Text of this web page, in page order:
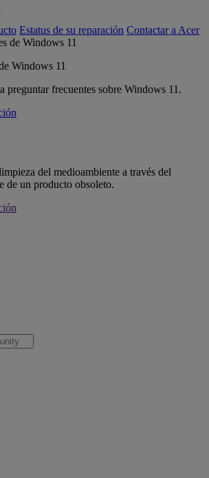
Estatus de su reparación Contactar a Acer
Windows 11
preguntar frecuentes sobre Windows 11.
del medioambiente a través del
de un producto obsoleto.